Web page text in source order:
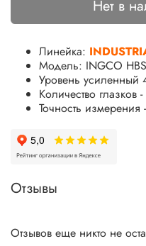
Нет в
Линейка:
Модель: INGCO
Уровень
Количество глазков
Точность
Отзывы
Отзывов еще никто не